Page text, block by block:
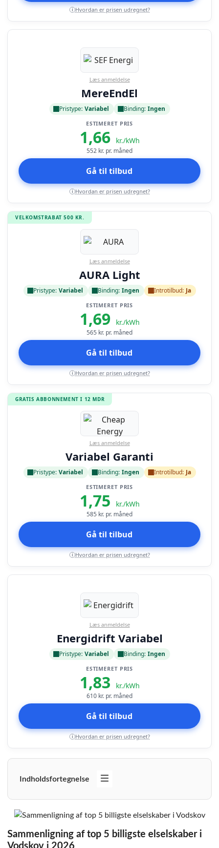
i Hvordan er prisen udregnet?
Læs anmeldelse
MereEndEl
Pristype: Variabel Binding: Ingen
ESTIMERET PRIS
1,66 kr./kWh
552 kr. pr. måned
Gå til tilbud
i Hvordan er prisen udregnet?
VELKOMSTRABAT 500 KR.
Læs anmeldelse
AURA Light
Pristype: Variabel Binding: Ingen Introtilbud: Ja
ESTIMERET PRIS
1,69 kr./kWh
565 kr. pr. måned
Gå til tilbud
i Hvordan er prisen udregnet?
GRATIS ABBONNEMENT I 12 MDR
Læs anmeldelse
Variabel Garanti
Pristype: Variabel Binding: Ingen Introtilbud: Ja
ESTIMERET PRIS
1,75 kr./kWh
585 kr. pr. måned
Gå til tilbud
i Hvordan er prisen udregnet?
Læs anmeldelse
Energidrift Variabel
Pristype: Variabel Binding: Ingen
ESTIMERET PRIS
1,83 kr./kWh
610 kr. pr. måned
Gå til tilbud
i Hvordan er prisen udregnet?
Indholdsfortegnelse
Sammenligning af top 5 billigste elselskaber i
Vodskov i 2026